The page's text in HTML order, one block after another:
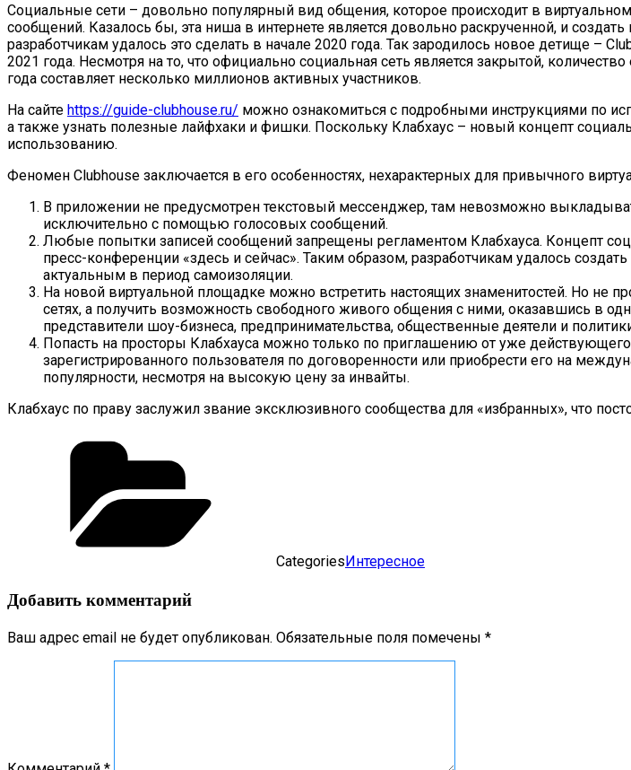
Социальные сети – довольно популярный вид общения, которое происходит в
сообщений. Казалось бы, эта ниша в интернете является довольно раскрученной, и
разработчикам удалось это сделать в начале 2020 года. Так зародилось новое детище –
2021 года. Несмотря на то, что официально социальная сеть является закрытой,
года составляет несколько миллионов активных участников.
На сайте https://guide-clubhouse.ru/ можно ознакомиться с подробными инструкциями по
а также узнать полезные лайфхаки и фишки. Поскольку Клабхаус – новый концепт
использованию.
Феномен Clubhouse заключается в его особенностях, нехарактерных для привычного
В приложении не предусмотрен текстовый мессенджер, там невозможно
исключительно с помощью голосовых сообщений.
Любые попытки записей сообщений запрещены регламентом Клабхауса. Концепт
пресс-конференции «здесь и сейчас». Таким образом, разработчикам удалось
актуальным в период самоизоляции.
На новой виртуальной площадке можно встретить настоящих знаменитостей. Но не
сетях, а получить возможность свободного живого общения с ними, оказавшись в
представители шоу-бизнеса, предпринимательства, общественные деятели и
Попасть на просторы Клабхауса можно только по приглашению от уже действующего
зарегистрированного пользователя по договоренности или приобрести его на
популярности, несмотря на высокую цену за инвайты.
Клабхаус по праву заслужил звание эксклюзивного сообщества для «избранных», что
CategoriesИнтересное
Добавить комментарий
Ваш адрес email не будет опубликован. Обязательные поля помечены *